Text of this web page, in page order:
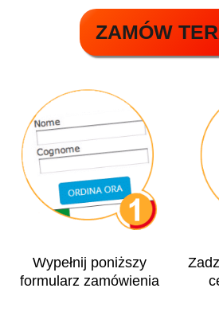
ZAMÓW
Wypełnij poniższy
formularz zamówienia